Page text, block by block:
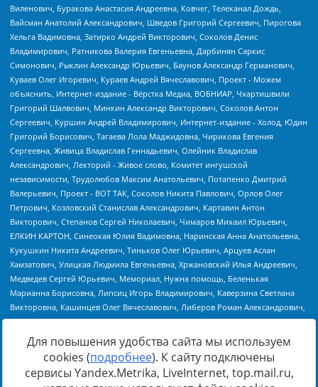
https://minjust.gov.ru/uploaded/files/reestr-
inostrannyih-agentov-22-03-2024.pdfданные на22.03.2024
Для повышения удобства сайта мы используем
cookies (подробнее). К сайту подключены
сервисы Yandex.Metrika, LiveInternet, top.mail.ru,